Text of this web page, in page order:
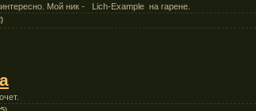
Мой ник - Lich-Example на гарене.